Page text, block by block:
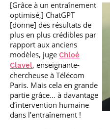
[Grâce à un entraînement
optimisé,] ChatGPT
[donne] des résultats de
plus en plus crédibles par
rapport aux anciens
modèles, juge Chloé
Clavel, enseignante-
chercheuse à Télécom
Paris. Mais cela en grande
partie grâce… à davantage
d’intervention humaine
dans l’entraînement !